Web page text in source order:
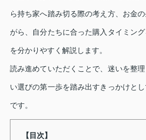
ら持ち家へ踏み切る際の考え方、お金
がら、自分たちに合った購入タイミン
を分かりやすく解説します。
読み進めていただくことで、迷いを整
い選びの第一歩を踏み出すきっかけと
です。
【目次】